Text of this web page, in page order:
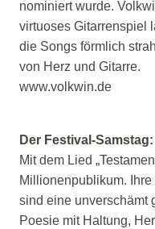
nominiert wurde.
virtuoses Gitarrenspiel
die Songs förmlich
von Herz und Gitarre.
www.volkwin.de
Der Festival-Samstag:
Mit dem Lied
Millionenpublikum. Ihre
sind eine unverschämt
Poesie mit Haltung,